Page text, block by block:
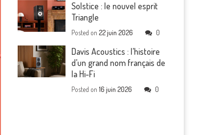
Solstice : le nouvel esprit
Triangle
Posted on22 juin 2026 0
Davis Acoustics : l’histoire
d’un grand nom français de
la Hi-Fi
Posted on16 juin 2026 0